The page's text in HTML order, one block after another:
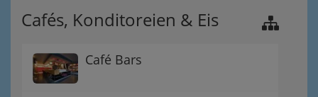
Cafés, Konditoreien & Eis
Café Bars